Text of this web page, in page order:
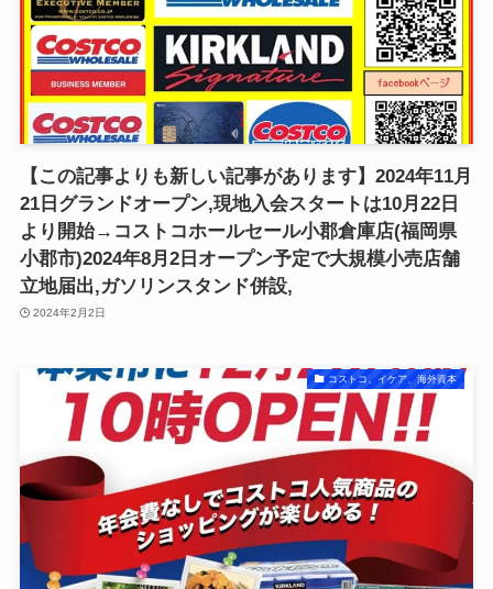
【この記事よりも新しい記事があります】2024年11月
21日グランドオープン,現地入会スタートは10月22日
より開始→コストコホールセール小郡倉庫店(福岡県
小郡市)2024年8月2日オープン予定で大規模小売店舗
立地届出,ガソリンスタンド併設,
2024年2月2日
コストコ、イケア、海外資本